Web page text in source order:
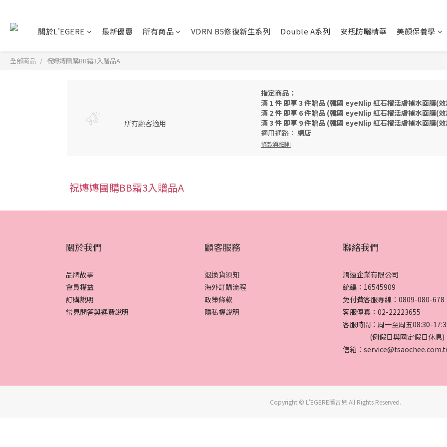
關於L'EGERE 最新優惠 所有商品 VDRN B5修復新生系列 Double A系列 安瓶防曬精華 美顏保養學
全部商品 祝嫥嫥團購BB霜3入贈品A
所有顧客適用
指定商品：
滿 1 件 即享 3 件贈品 (韓國 eyeNlip 紅石榴活膚補水面膜(
滿 2 件 即享 6 件贈品 (韓國 eyeNlip 紅石榴活膚補水面膜(
滿 3 件 即享 9 件贈品 (韓國 eyeNlip 紅石榴活膚補水面膜(
適用通路： 網店
條款與細則
祝嫥嫥團購BB霜3入贈品A
關於我們
品牌故事
會員權益
訂購說明
常見問答與運費說明
顧客服務
退換貨須知
海外訂購流程
政策條款
隱私權說明
聯絡我們
潤遠企業有限公司
統編：16545909
免付費客服專線：0809-080-678
客服傳真：02-22223655
客服時間：周一至周五08:30-
(例假日與國定假日休息)
信箱：
Copyright © L'EGERE蘭吉兒 All Rights Reserved.